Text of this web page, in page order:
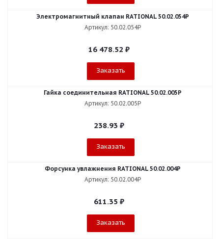
Электромагнитный клапан RATIONAL 50.02.054P
Артикул: 50.02.054P
16 478.52 ₽
Заказать
Гайка соединительная RATIONAL 50.02.005P
Артикул: 50.02.005P
238.93 ₽
Заказать
Форсунка увлажнения RATIONAL 50.02.004P
Артикул: 50.02.004P
611.35 ₽
Заказать